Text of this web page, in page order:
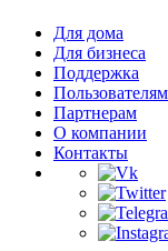
Для дома
Для бизнеса
Поддержка
Пользователям
Партнерам
О компании
Контакты